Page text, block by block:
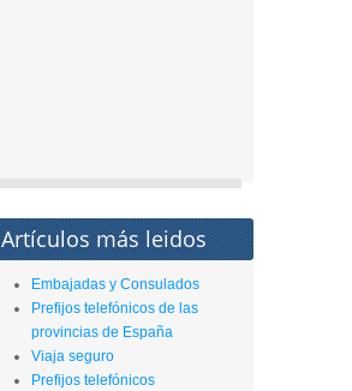
Artículos más leidos
Embajadas y Consulados
Prefijos telefónicos de las
provincias de España
Viaja seguro
Prefijos telefónicos